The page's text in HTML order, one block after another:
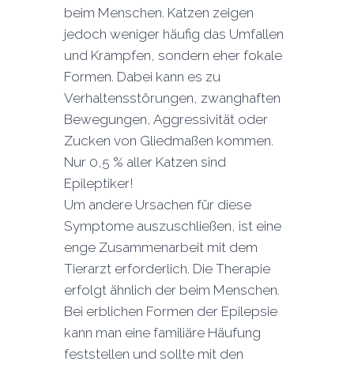
beim Menschen. Katzen zeigen
jedoch weniger häufig das Umfallen
und Krampfen, sondern eher fokale
Formen. Dabei kann es zu
Verhaltensstörungen, zwanghaften
Bewegungen, Aggressivität oder
Zucken von Gliedmaßen kommen.
Nur 0,5 % aller Katzen sind
Epileptiker!
Um andere Ursachen für diese
Symptome auszuschließen, ist eine
enge Zusammenarbeit mit dem
Tierarzt erforderlich. Die Therapie
erfolgt ähnlich der beim Menschen.
Bei erblichen Formen der Epilepsie
kann man eine familiäre Häufung
feststellen und sollte mit den